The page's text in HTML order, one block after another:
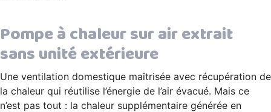
Pompe à chaleur sur air extrait
sans unité extérieure
Une ventilation domestique maîtrisée avec récupération de
la chaleur qui réutilise l’énergie de l’air évacué. Mais ce
n’est pas tout : la chaleur supplémentaire générée en